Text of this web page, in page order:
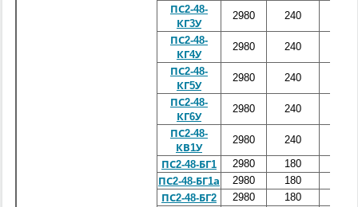
ПС2-48-
КГ3У
2980 240
ПС2-48-
КГ4У
2980 240
ПС2-48-
КГ5У
2980 240
ПС2-48-
КГ6У
2980 240
ПС2-48-
КВ1У
2980 240
ПС2-48-БГ1 2980 180
ПС2-48-БГ1а
2980 180
ПС2-48-БГ2
2980 180